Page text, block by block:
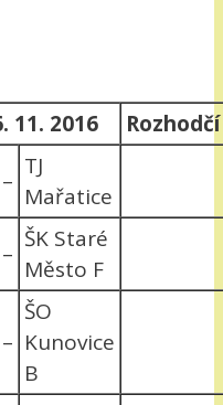
11. 2016
Rozhodčí
–
TJ
Mařatice
–
ŠK Staré
Město F
–
ŠO
Kunovice
B